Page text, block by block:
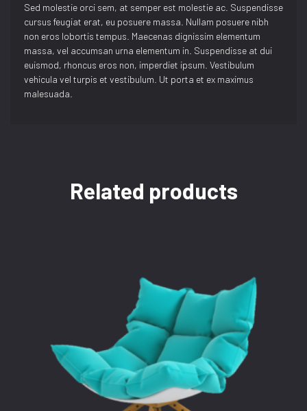
Sed molestie orci sem, at semper est molestie ac. Suspendisse
cursus feugiat erat, eu posuere massa. Nullam posuere nibh
non eros lobortis tempus. Maecenas dignissim elementum
massa, vel accumsan urna elementum in. Suspendisse at dui
euismod, rhoncus eros non, imperdiet ipsum. Vestibulum
vehicula vel turpis et vestibulum. Ut porta et ex maximus
malesuada.
Related products